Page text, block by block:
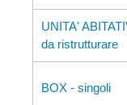
UNITA'
da ristrutturare
BOX - singoli